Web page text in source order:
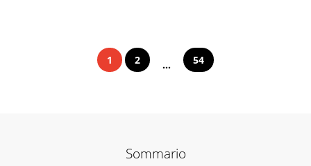
1 2 ... 54
Sommario